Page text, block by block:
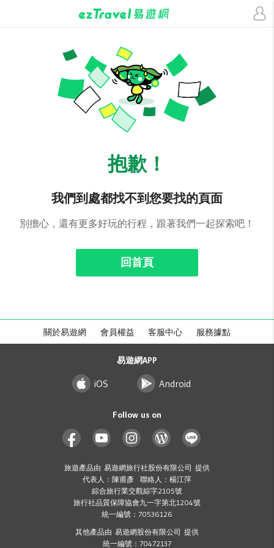
抱歉！
我們到處都找不到您要找的頁面
別擔心，還有更多好玩的行程，跟著我們一起探索吧！
回首頁
關於易遊網 會員權益 客服中心 服務據點
易遊網APP
iOS Android
Follow us on
旅遊產品由 易遊網旅行社股份有限公司 提供
代表人：陳甫彥 聯絡人：楊江萍
綜合旅行業交觀綜字2105號
旅行社品質保障協會九一字第北1204號
統一編號：70536126
其他產品由 易遊網股份有限公司 提供
統一編號：70472137